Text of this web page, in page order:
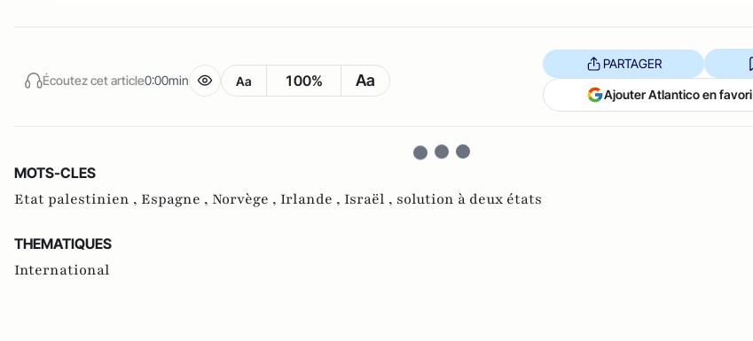
Écoutez cet article0:00min Aa 100% Aa
PARTAGER
Ajouter Atlantico en
MOTS-CLES
Etat palestinien , Espagne , Norvège , Irlande , Israël , solution à deux états
THEMATIQUES
International